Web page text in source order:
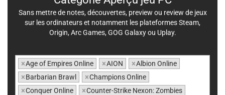
Sans mettre de notes, découvertes, preview ou review de jeux
sur les ordinateurs et notamment les plateformes Steam,
Origin, Arc Games, GOG Galaxy ou Uplay.
×Age of Empires Online ×AION ×Albion Online
×Barbarian Brawl ×Champions Online
×Conquer Online ×Counter-Strike Nexon: Zombies